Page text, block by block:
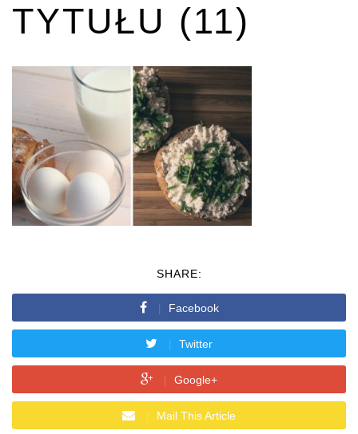
TYTUŁU (11)
SHARE:
Facebook
Twitter
Google+
Mail This Article